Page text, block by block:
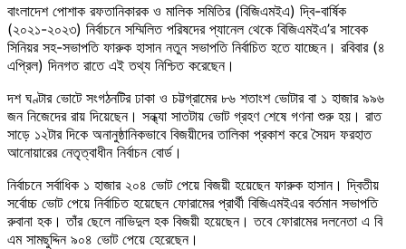
বাংলাদেশ পোশাক রফতানিকারক ও মালিক সমিতির (বিজিএমইএ) দ্বি-বার্ষিক
(২০২১-২০২৩) নির্বাচনে সম্মিলিত পরিষদের প্যানেল থেকে বিজিএমইএ’র সাবেক
সিনিয়র সহ-সভাপতি ফারুক হাসান নতুন সভাপতি নির্বাচিত হতে যাচ্ছেন। রবিবার (৪
এপ্রিল) দিনগত রাতে এই তথ্য নিশ্চিত করেছেন।
দশ ঘণ্টার ভোটে সংগঠনটির ঢাকা ও চট্টগ্রামের ৮৬ শতাংশ ভোটার বা ১ হাজার ৯৯৬
জন নিজেদের রায় দিয়েছেন। সন্ধ্যা সাতটায় ভোট গ্রহণ শেষে গণনা শুরু হয়। রাত
সাড়ে ১২টার দিকে অনানুষ্ঠানিকভাবে বিজয়ীদের তালিকা প্রকাশ করে সৈয়দ ফরহাত
আনোয়ারের নেতৃত্বাধীন নির্বাচন বোর্ড।
নির্বাচনে সর্বাধিক ১ হাজার ২০৪ ভোট পেয়ে বিজয়ী হয়েছেন ফারুক হাসান। দ্বিতীয়
সর্বোচ্চ ভোট পেয়ে নির্বাচিত হয়েছেন ফোরামের প্রার্থী বিজিএমইএর বর্তমান সভাপতি
রুবানা হক। তাঁর ছেলে নাভিদুল হক বিজয়ী হয়েছেন। তবে ফোরামের দলনেতা এ বি
এম সামছুদ্দিন ৯০৪ ভোট পেয়ে হেরেছেন।